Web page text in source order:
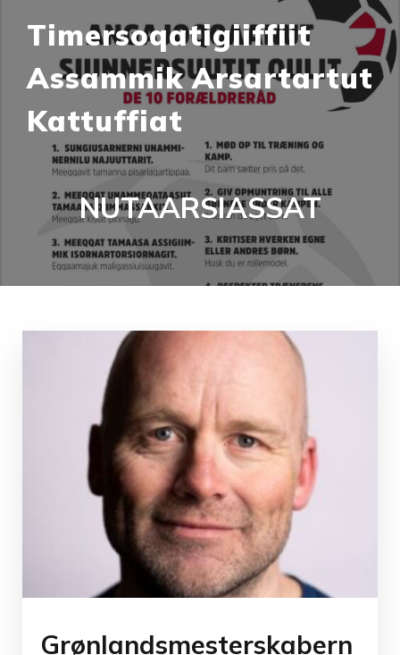
Timersoqatigiiffiit
Assammik Arsartartut
Kattuffiat
NUTAARSIASSAT
Grønlandsmesterskabern